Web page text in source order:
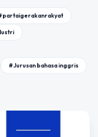
#Jurusan bahasa inggris